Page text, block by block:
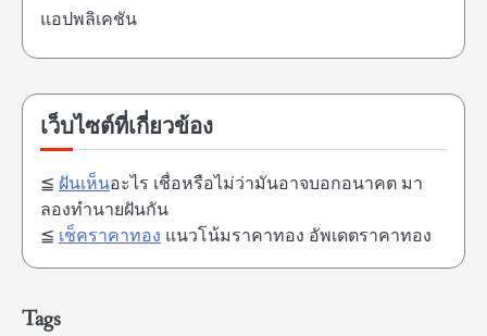
แอปพลิเคชัน
เว็บไซต์ที่เกี่ยวข้อง
≦ ฝันเห็นอะไร เชื่อหรือไม่ว่ามันอาจบอกอนาคต มา
ลองทำนายฝันกัน
≦ เช็คราคาทอง แนวโน้มราคาทอง อัพเดตราคาทอง
Tags